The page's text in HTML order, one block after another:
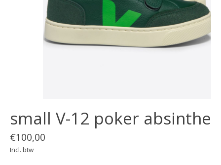
small V-12 poker absinthe
€100,00
Incl. btw